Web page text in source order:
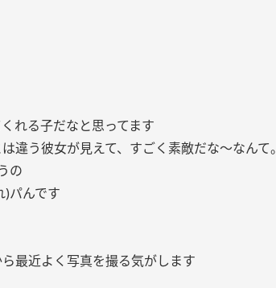
れる子だなと思ってます
違う彼女が見えて、すごく素敵だな〜なんて。
の
)パんです
最近よく写真を撮る気がします